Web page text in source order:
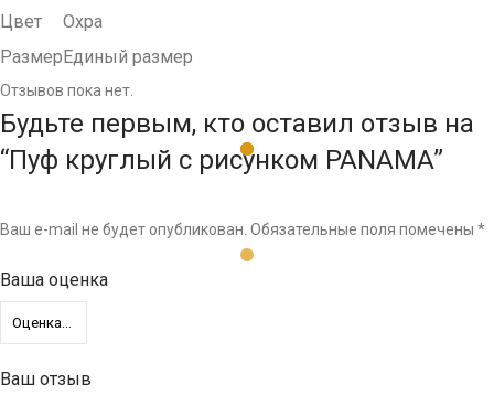
Цвет
Охра
РазмерЕдиный размер
Отзывов пока нет.
Будьте первым, кто оставил отзыв на
“Пуф круглый с рисунком PANAMA”
Ваш e-mail не будет опубликован. Обязательные поля помечены *
Ваша оценка
Ваш отзыв